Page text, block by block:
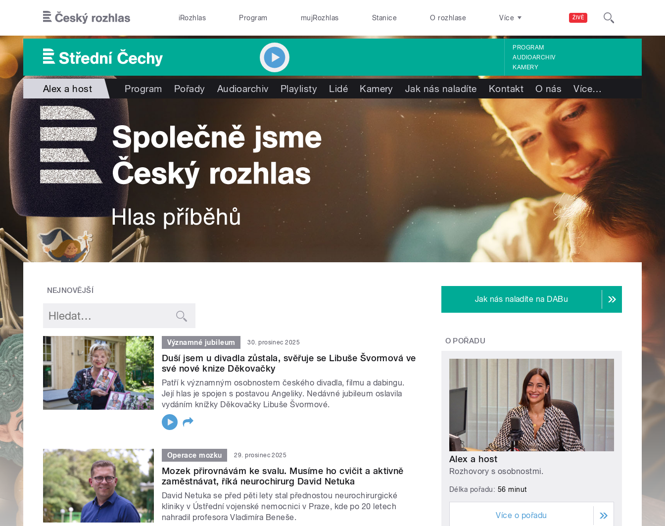
ŽIVĚ
iRozhlas Program mujRozhlas Stanice O rozhlase Více
PROGRAM
AUDIOARCHIV
KAMERY
Alex a host Program Pořady Audioarchiv Playlisty Lidé Kamery Jak nás naladíte Kontakt O nás Více…
NEJNOVĚJŠÍ
Významné jubileum 30. prosinec 2025
Duší jsem u divadla zůstala, svěřuje se Libuše Švormová ve
své nové knize Děkovačky
Patří k významným osobnostem českého divadla, filmu a dabingu.
Její hlas je spojen s postavou Angeliky. Nedávné jubileum oslavila
vydáním knížky Děkovačky Libuše Švormové.
Operace mozku 29. prosinec 2025
Mozek přirovnávám ke svalu. Musíme ho cvičit a aktivně
zaměstnávat, říká neurochirurg David Netuka
David Netuka se před pěti lety stal přednostou neurochirurgické
kliniky v Ústřední vojenské nemocnici v Praze, kde po 20 letech
nahradil profesora Vladimíra Beneše.
Jak nás naladíte na DABu
O POŘADU
Alex a host
Rozhovory s osobnostmi.
Délka pořadu: 56 minut
Více o pořadu